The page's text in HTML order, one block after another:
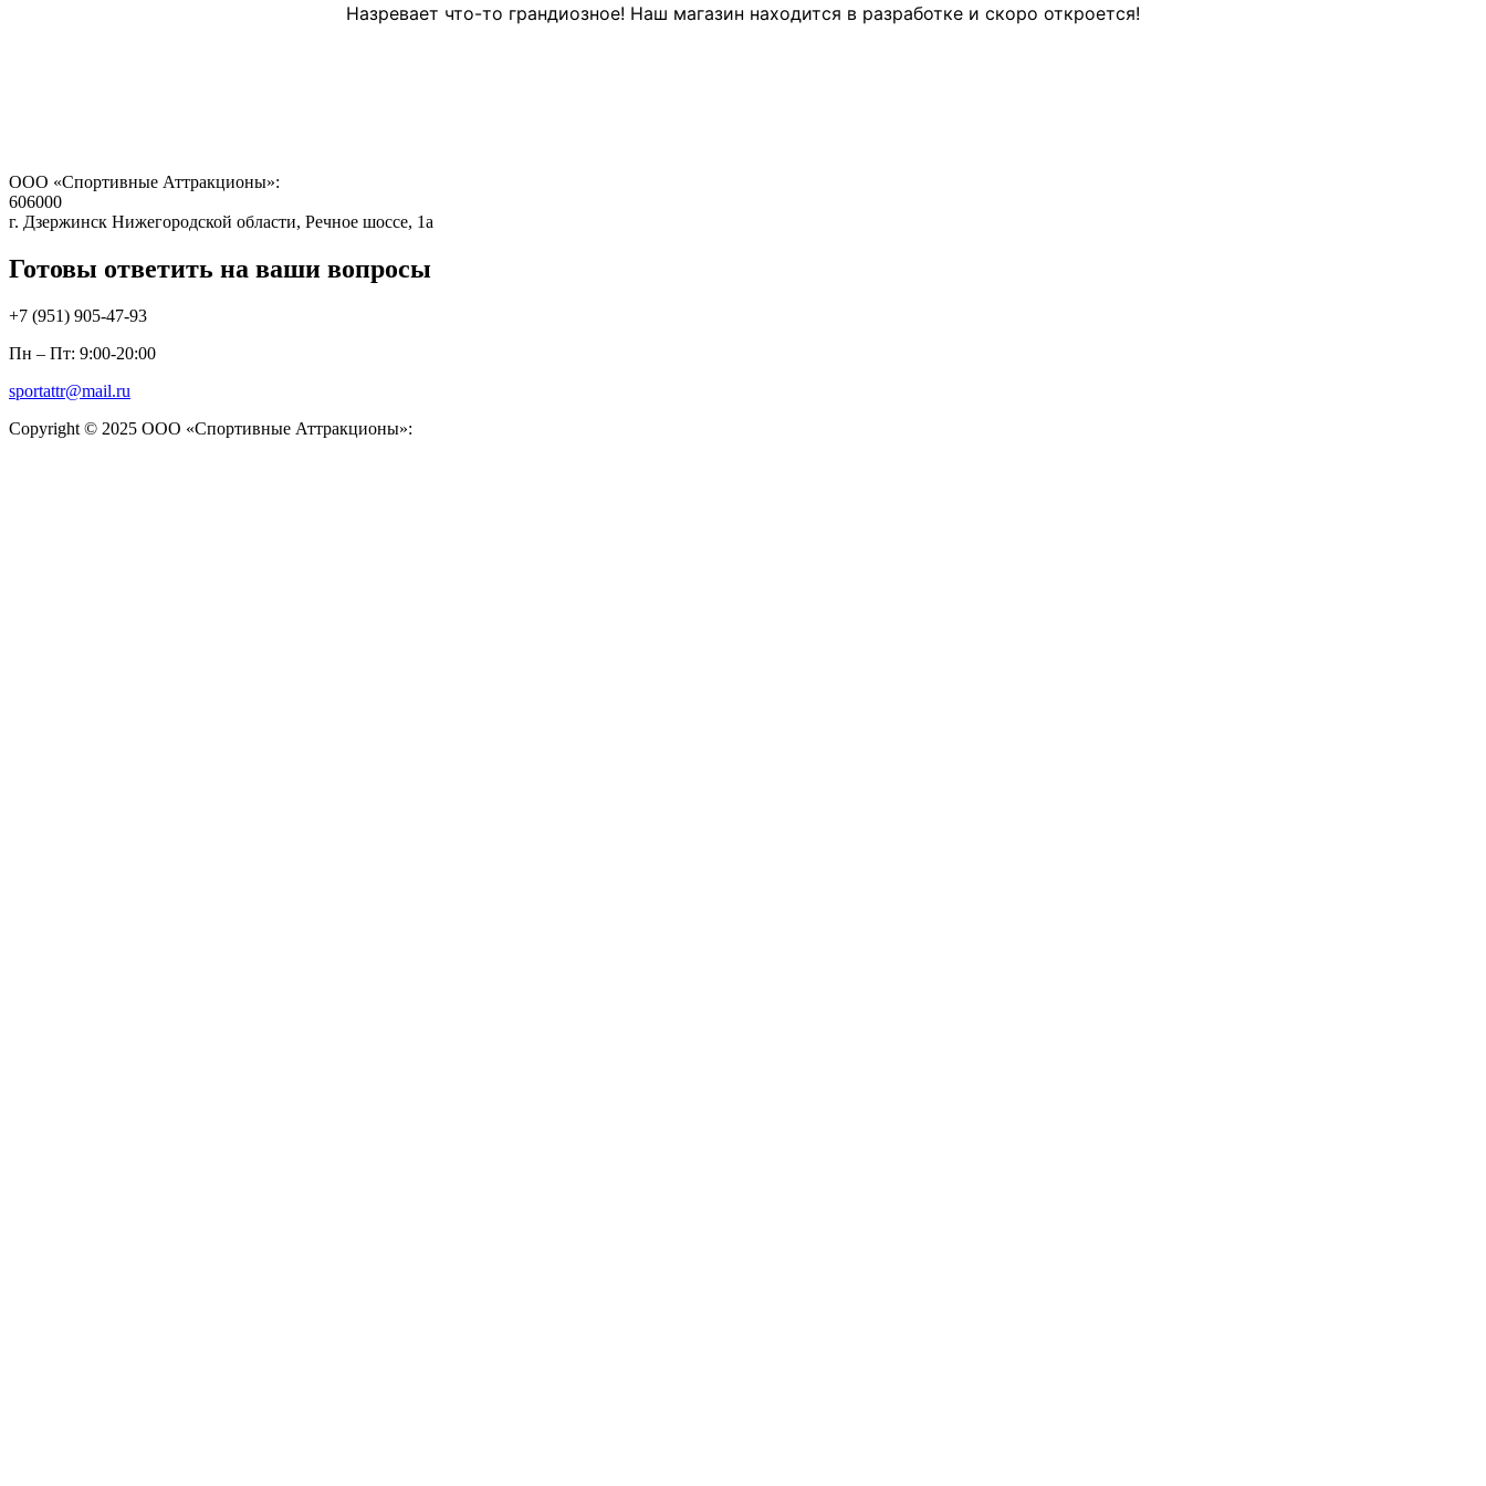
Назревает что-то грандиозное! Наш магазин находится в разработке и скоро откроется!
ООО «Спортивные Аттракционы»:
606000
г. Дзержинск Нижегородской области, Речное шоссе, 1а
Готовы ответить на ваши вопросы
+7 (951) 905-47-93
Пн – Пт: 9:00-20:00
sportattr@mail.ru
Copyright © 2025 ООО «Спортивные Аттракционы»: